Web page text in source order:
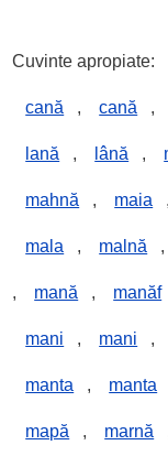
Cuvinte apropiate:
cană , cană ,
lană , lână ,
mahnă , maia ,
mala , malnă ,
, mană , manăf
mani , mani ,
manta , manta
mapă , marnă